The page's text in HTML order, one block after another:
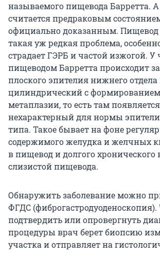
называемого пищевода Барретта.
считается предраковым
официально доказанным. Пищевод
такая уж редкая проблема,
страдает ГЭРБ и частой изжогой. У
пищеводом Барретта происходит
плоского эпителия нижнего
цилиндрический с
метаплазии, то есть там появляется
нехарактерный для нормы
типа. Такое бывает на фоне
содержимого желудка и желчных
в пищевод и долгого хронического
слизистой пищевода.
Обнаружить заболевание можно
ФГДС
подтвердить или опровергнуть
процедуры врач берет биопсию
участка и отправляет на